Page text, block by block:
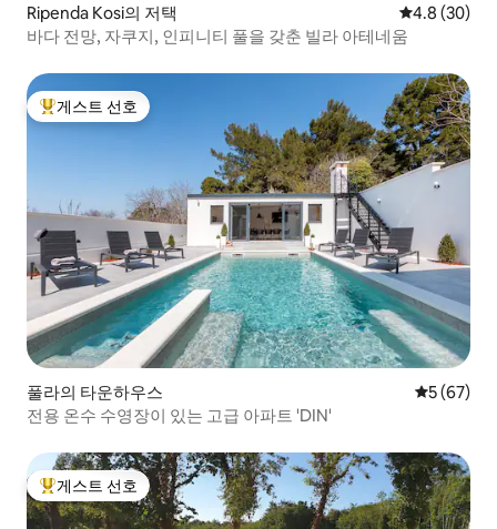
Ripenda Kosi의 저택 평점 4.8점(5
4.8 (30)
바다 전망, 자쿠지, 인피니티 풀을 갖춘 빌라 아테네움
상위 게스트 선호
게스트 선호
풀라의 타운하우스 평점 5점(5
5 (67)
전용 온수 수영장이 있는 고급 아파트 'DIN'
상위 게스트 선호
게스트 선호